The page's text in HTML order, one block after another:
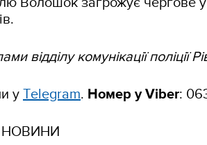
відділу комунікації поліції
у Тelegram. Номер у Viber:
НОВИНИ